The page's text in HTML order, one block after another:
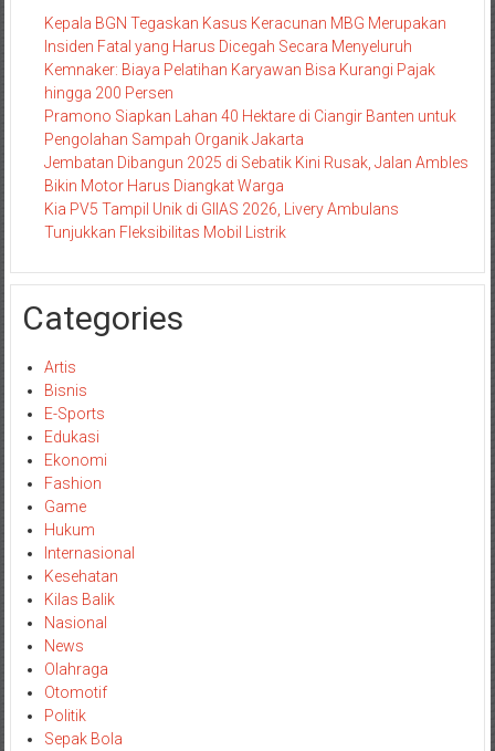
Kepala BGN Tegaskan Kasus Keracunan MBG Merupakan
Insiden Fatal yang Harus Dicegah Secara Menyeluruh
Kemnaker: Biaya Pelatihan Karyawan Bisa Kurangi Pajak
hingga 200 Persen
Pramono Siapkan Lahan 40 Hektare di Ciangir Banten untuk
Pengolahan Sampah Organik Jakarta
Jembatan Dibangun 2025 di Sebatik Kini Rusak, Jalan Ambles
Bikin Motor Harus Diangkat Warga
Kia PV5 Tampil Unik di GIIAS 2026, Livery Ambulans
Tunjukkan Fleksibilitas Mobil Listrik
Categories
Artis
Bisnis
E-Sports
Edukasi
Ekonomi
Fashion
Game
Hukum
Internasional
Kesehatan
Kilas Balik
Nasional
News
Olahraga
Otomotif
Politik
Sepak Bola